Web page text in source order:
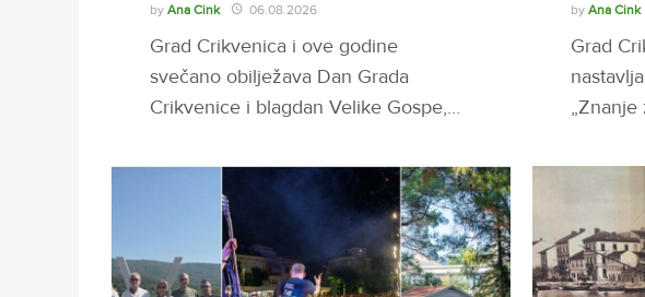
by Ana Cink 06.08.2026
Grad Crikvenica i ove godine
svečano obilježava Dan Grada
Crikvenice i blagdan Velike Gospe,…
by Ana Cink
Grad